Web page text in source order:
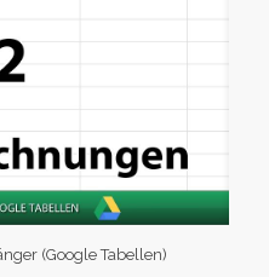
(Google Tabellen)